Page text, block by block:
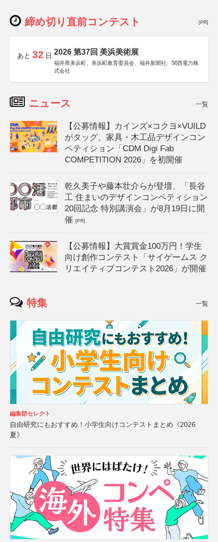
締め切り直前コンテスト [PR]
あと 32 日 2026 第37回 美浜美術展
福井県美浜町、美浜町教育委員会、福井新聞社、関西電力株
式会社
ニュース 一覧
【公募情報】カインズ×コクヨ×VUILD
がタッグ、家具・木工品デザインコン
ペティション「CDM Digi Fab
COMPETITION 2026」を初開催
乾久美子や藤本壮介らが登壇、「長谷
工 住まいのデザインコンペティション
20回記念 特別講演会」が8月19日に開
催[PR]
【公募情報】大賞賞金100万円！学生
向け創作コンテスト「サイゲームス ク
リエイティブコンテスト2026」が開催
特集 一覧
編集部セレクト
自由研究にもおすすめ！小学生向けコンテストまとめ《2026
夏》